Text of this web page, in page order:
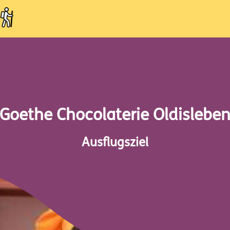
Goethe Chocolaterie Oldisleben
Ausflugsziel